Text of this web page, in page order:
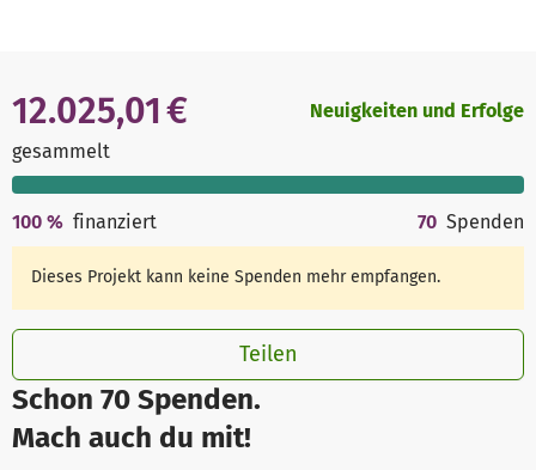
Schon 70 Spenden.
Mach auch du mit!
12.025,01 €
gesammelt
Neuigkeiten und Erfolge
100 % finanziert 70 Spenden
Dieses Projekt kann keine Spenden mehr empfangen.
Teilen